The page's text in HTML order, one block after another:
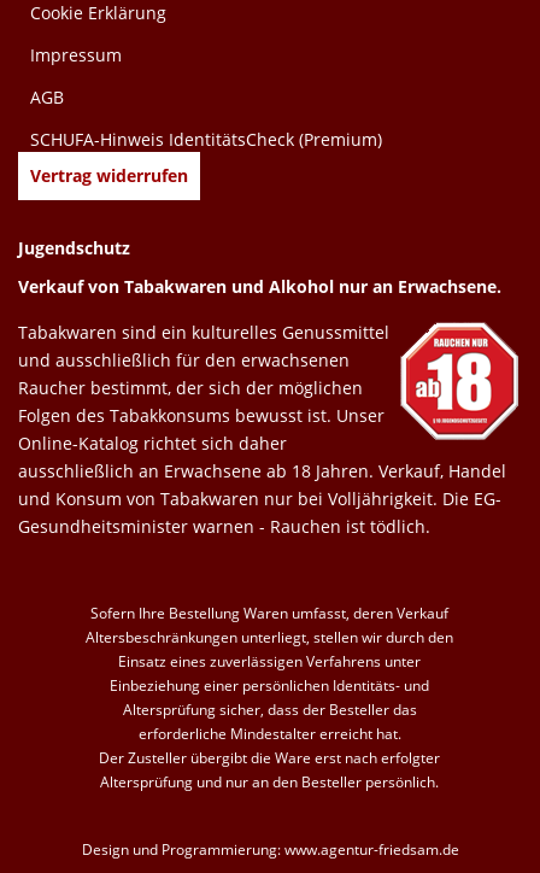
Cookie Erklärung
Impressum
AGB
SCHUFA-Hinweis IdentitätsCheck (Premium)
Vertrag widerrufen
Jugendschutz
Verkauf von Tabakwaren und Alkohol nur an Erwachsene.
Tabakwaren sind ein kulturelles Genussmittel
und ausschließlich für den erwachsenen
Raucher bestimmt, der sich der möglichen
Folgen des Tabakkonsums bewusst ist. Unser
Online-Katalog richtet sich daher
ausschließlich an Erwachsene ab 18 Jahren. Verkauf, Handel
und Konsum von Tabakwaren nur bei Volljährigkeit. Die EG-
Gesundheitsminister warnen - Rauchen ist tödlich.
Sofern Ihre Bestellung Waren umfasst, deren Verkauf
Altersbeschränkungen unterliegt, stellen wir durch den
Einsatz eines zuverlässigen Verfahrens unter
Einbeziehung einer persönlichen Identitäts- und
Altersprüfung sicher, dass der Besteller das
erforderliche Mindestalter erreicht hat.
Der Zusteller übergibt die Ware erst nach erfolgter
Altersprüfung und nur an den Besteller persönlich.
Design und Programmierung:www.agentur-friedsam.de